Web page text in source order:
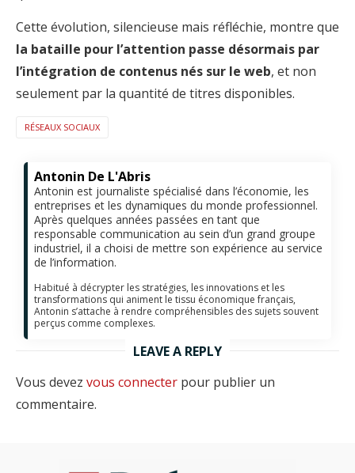
Cette évolution, silencieuse mais réfléchie, montre que
la bataille pour l’attention passe désormais par
l’intégration de contenus nés sur le web, et non
seulement par la quantité de titres disponibles.
RÉSEAUX SOCIAUX
Antonin De L'Abris
Antonin est journaliste spécialisé dans l’économie, les
entreprises et les dynamiques du monde professionnel.
Après quelques années passées en tant que
responsable communication au sein d’un grand groupe
industriel, il a choisi de mettre son expérience au service
de l’information.
Habitué à décrypter les stratégies, les innovations et les
transformations qui animent le tissu économique français,
Antonin s’attache à rendre compréhensibles des sujets souvent
perçus comme complexes.
LEAVE A REPLY
Vous devez vous connecter pour publier un
commentaire.